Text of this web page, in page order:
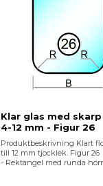
Klar glas med
4-12 mm - Figur 26
Produktbeskrivning Klart
till 12 mm tjocklek. Figur 26
- Rektangel med runda hörn.